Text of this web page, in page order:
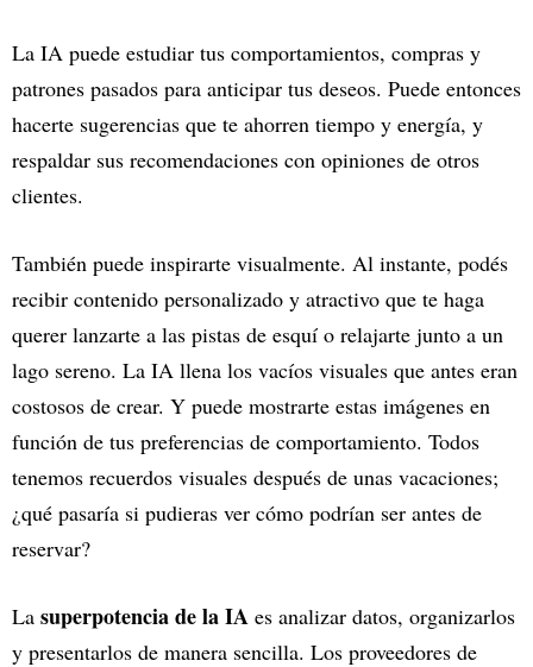
La IA puede estudiar tus comportamientos, compras y
patrones pasados para anticipar tus deseos. Puede entonces
hacerte sugerencias que te ahorren tiempo y energía, y
respaldar sus recomendaciones con opiniones de otros
clientes.
También puede inspirarte visualmente. Al instante, podés
recibir contenido personalizado y atractivo que te haga
querer lanzarte a las pistas de esquí o relajarte junto a un
lago sereno. La IA llena los vacíos visuales que antes eran
costosos de crear. Y puede mostrarte estas imágenes en
función de tus preferencias de comportamiento. Todos
tenemos recuerdos visuales después de unas vacaciones;
¿qué pasaría si pudieras ver cómo podrían ser antes de
reservar?
La superpotencia de la IA es analizar datos, organizarlos
y presentarlos de manera sencilla. Los proveedores de